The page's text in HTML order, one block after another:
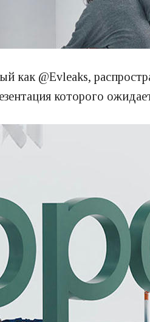
как @Evleaks,
которого